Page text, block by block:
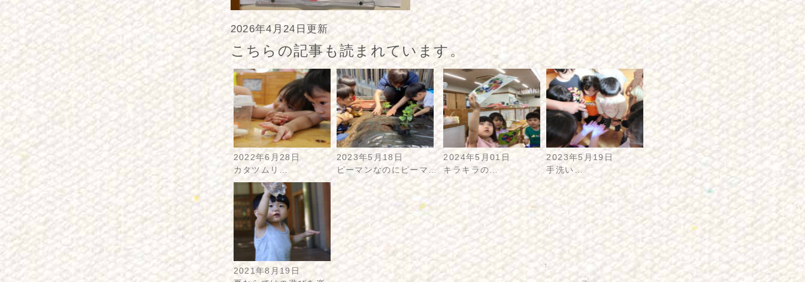
2026年4月24日更新
こちらの記事も読まれています。
2022年6月28日
カタツムリ…
2023年5月18日
ピーマンなのにピーマ…
2024年5月01日
キラキラの…
2023年5月19日
手洗い…
2021年8月19日